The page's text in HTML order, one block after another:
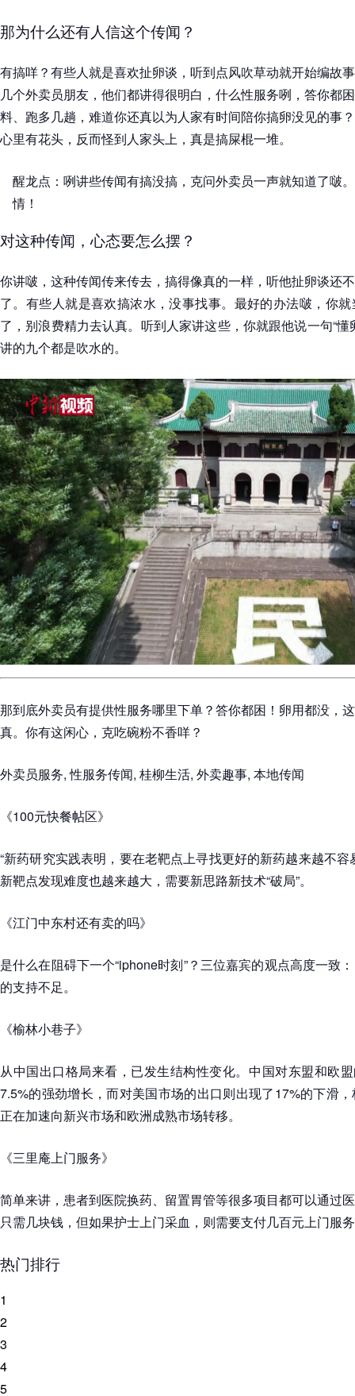
那为什么还有人信这个传闻？
有搞咩？有些人就是喜欢扯卵谈，听到点风吹草动就开始编故
几个外卖员朋友，他们都讲得很明白，什么性服务咧，答你都
料、跑多几趟，难道你还真以为人家有时间陪你搞卵没见的事
心里有花头，反而怪到人家头上，真是搞屎棍一堆。
醒龙点：咧讲些传闻有搞没搞，克问外卖员一声就知道了啵
情！
对这种传闻，心态要怎么摆？
你讲啵，这种传闻传来传去，搞得像真的一样，听他扯卵谈还
了。有些人就是喜欢搞浓水，没事找事。最好的办法啵，你
了，别浪费精力去认真。听到人家讲这些，你就跟他说一句“
讲的九个都是吹水的。
那到底外卖员有提供性服务哪里下单？答你都困！卵用都没，
真。你有这闲心，克吃碗粉不香咩？
外卖员服务, 性服务传闻, 桂柳生活, 外卖趣事, 本地传闻
《100元快餐帖区》
“新药研究实践表明，要在老靶点上寻找更好的新药越来越不
新靶点发现难度也越来越大，需要新思路新技术“破局”。
《江门中东村还有卖的吗》
是什么在阻碍下一个“iphone时刻”？三位嘉宾的观点高度一致
的支持不足。
《榆林小巷子》
从中国出口格局来看，已发生结构性变化。中国对东盟和欧
7.5%的强劲增长，而对美国市场的出口则出现了17%的下滑
正在加速向新兴市场和欧洲成熟市场转移。
《三里庵上门服务》
简单来讲，患者到医院换药、留置胃管等很多项目都可以通过
只需几块钱，但如果护士上门采血，则需要支付几百元上门服
热门排行
1
2
3
4
5